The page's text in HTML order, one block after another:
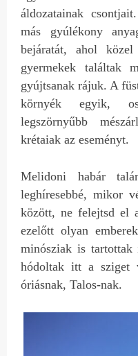
áldozatainak
más gyúlékony
bejáratát, ahol
gyermekek találtak
gyújtsanak rájuk. A
környék egyik,
legszörnyűbb
krétaiak az eseményt.
Melidoni habár
leghíresebbé, mikor
között, ne felejtsd el
ezelőtt olyan
minósziak is tartottak
hódoltak itt a sziget
óriásnak, Talos-nak.